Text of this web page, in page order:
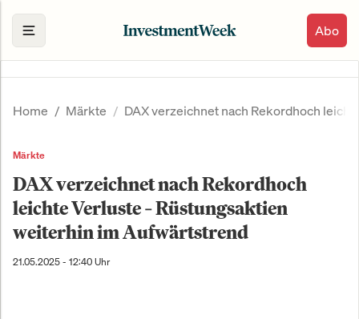
Abo
Home Märkte DAX verzeichnet nach Rekordhoch
Märkte
DAX verzeichnet nach Rekordhoch
leichte Verluste – Rüstungsaktien
weiterhin im Aufwärtstrend
21.05.2025 - 12:40 Uhr